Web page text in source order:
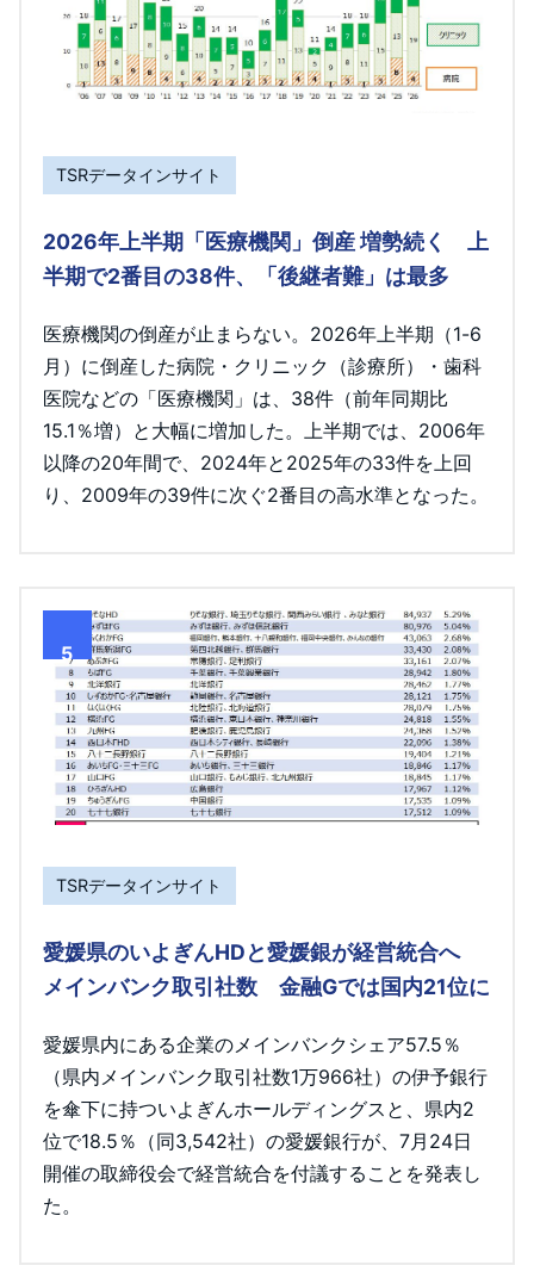
TSRデータインサイト
2026年上半期「医療機関」倒産 増勢続く 上
半期で2番目の38件、「後継者難」は最多
医療機関の倒産が止まらない。2026年上半期（1-6
月）に倒産した病院・クリニック（診療所）・歯科
医院などの「医療機関」は、38件（前年同期比
15.1％増）と大幅に増加した。上半期では、2006年
以降の20年間で、2024年と2025年の33件を上回
り、2009年の39件に次ぐ2番目の高水準となった。
5
TSRデータインサイト
愛媛県のいよぎんHDと愛媛銀が経営統合へ
メインバンク取引社数 金融Gでは国内21位に
愛媛県内にある企業のメインバンクシェア57.5％
（県内メインバンク取引社数1万966社）の伊予銀行
を傘下に持ついよぎんホールディングスと、県内2
位で18.5％（同3,542社）の愛媛銀行が、7月24日
開催の取締役会で経営統合を付議することを発表し
た。